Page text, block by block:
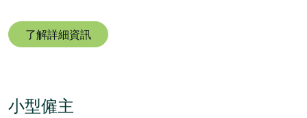
了解詳細資訊
小型僱主